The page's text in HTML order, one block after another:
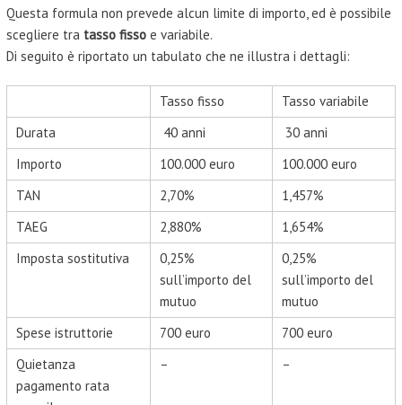
Questa formula non prevede alcun limite di importo, ed è possibile
scegliere tra tasso fissoe variabile.
Di seguito è riportato un tabulato che ne illustra i dettagli:
Tasso fisso
Tasso variabile
Durata
40 anni
30 anni
Importo
100.000 euro
100.000 euro
TAN
2,70%
1,457%
TAEG
2,880%
1,654%
Imposta sostitutiva
0,25%
sull’importo del
mutuo
0,25%
sull’importo del
mutuo
Spese istruttorie
700 euro
700 euro
Quietanza
pagamento rata
– –